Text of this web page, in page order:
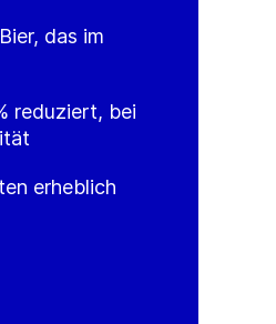
das im
reduziert, bei
erheblich